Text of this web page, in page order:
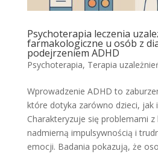
Psychoterapia leczenia
farmakologiczne u osób z
podejrzeniem ADHD
Psychoterapia, Terapia
Wprowadzenie ADHD to
które dotyka zarówno dzieci, jak i
Charakteryzuje się problemami
nadmierną impulsywnością i
emocji. Badania pokazują, że